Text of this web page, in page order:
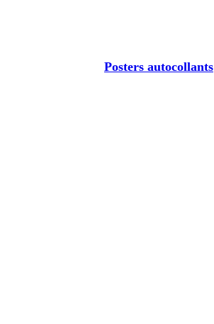
Posters autocollants